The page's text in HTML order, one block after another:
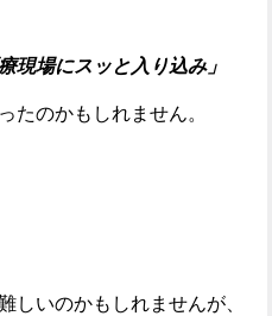
現場にスッと入り込み」
たのかもしれません。
しいのかもしれませんが、